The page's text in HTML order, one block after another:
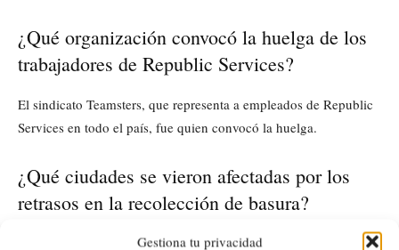
Gestiona tu privacidad
¿Qué organización convocó la huelga de los
trabajadores de Republic Services?
El sindicato Teamsters, que representa a empleados de Republic
Services en todo el país, fue quien convocó la huelga.
¿Qué ciudades se vieron afectadas por los
retrasos en la recolección de basura?
Ciudades como Bellevue, Kent, Edmonds, Lynnwood y Renton,